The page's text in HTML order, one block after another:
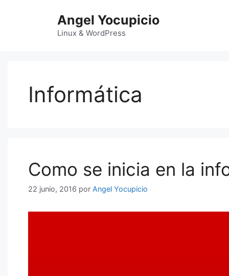
Angel Yocupicio
Linux & WordPress
Informática
Como se inicia en la
22 junio, 2016 por Angel Yocupicio